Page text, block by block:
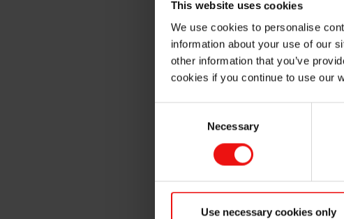
This website uses cookies
We use cookies to personalise
information about your use of our
other information that you’ve
cookies if you continue to use our
Necessary
Use necessary cookies only
高稠度橡胶（HCR）
传递模塑或挤压成型是适合高稠度
推入模具中。该过程将硅树脂
精度硅胶成型部件以及在其他
工艺相结合，可生产出高质量
个过程通常是在开模中手工完成
的橡胶零件，这些零件可以很